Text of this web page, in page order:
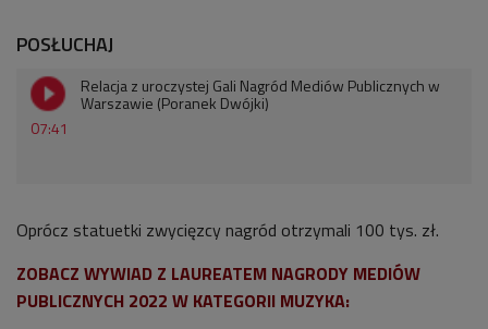
POSŁUCHAJ
07:41
Relacja z uroczystej Gali Nagród Mediów Publicznych w
Warszawie (Poranek Dwójki)
Oprócz statuetki zwycięzcy nagród otrzymali 100 tys. zł.
ZOBACZ WYWIAD Z LAUREATEM NAGRODY MEDIÓW
PUBLICZNYCH 2022 W KATEGORII MUZYKA: